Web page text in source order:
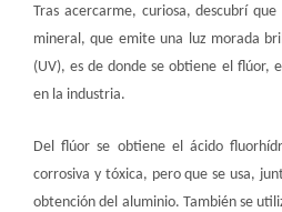
Tras acercarme, curiosa, descubrí
mineral, que emite una luz morada
(UV), es de donde se obtiene el flúor,
en la industria.
Del flúor se obtiene el ácido
corrosiva y tóxica, pero que se usa,
obtención del aluminio. También se